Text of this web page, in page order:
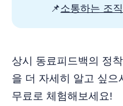
📌소통하는 조
상시 동료피드백의 정
을 더 자세히 알고 싶으
무료로 체험해보세요!